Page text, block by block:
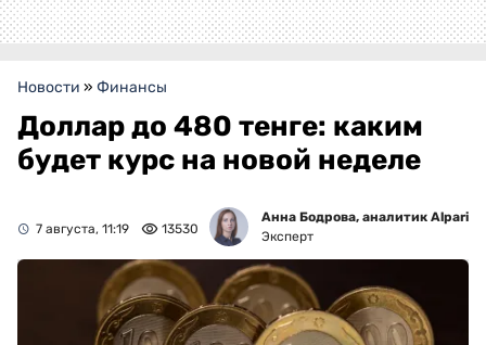
Новости » Финансы
Доллар до 480 тенге: каким
будет курс на новой неделе
7 августа, 11:19 13530
Анна Бодрова, аналитик Alpari
Эксперт